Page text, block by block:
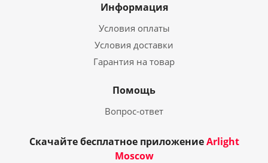
Информация
Условия оплаты
Условия доставки
Гарантия на товар
Помощь
Вопрос-ответ
Скачайте бесплатное приложениеArlight
Moscow